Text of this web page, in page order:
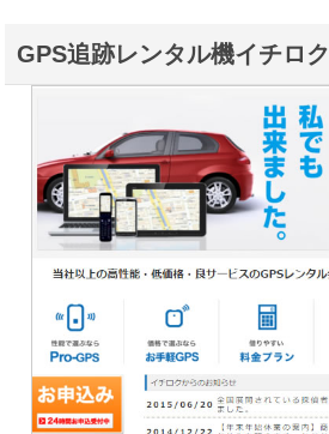
GPS追跡レンタル機イチロク